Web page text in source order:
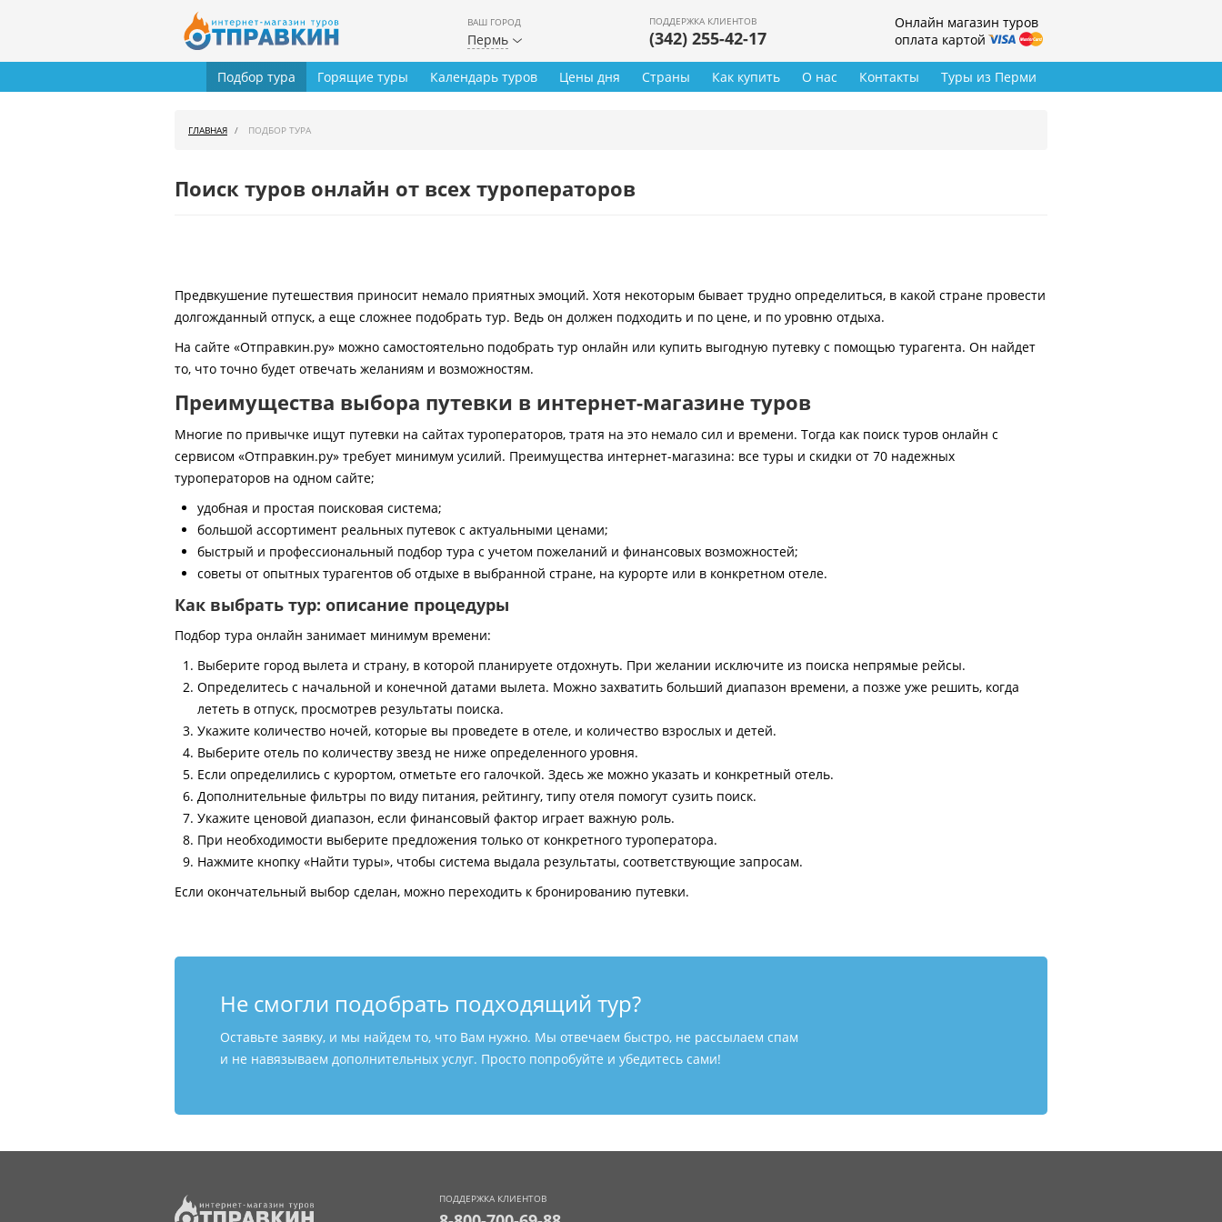
ВАШ ГОРОД
Пермь
ПОДДЕРЖКА КЛИЕНТОВ
(342) 255-42-17
Онлайн магазин туров
оплата картой
Туры из Перми
Подбор тура Горящие туры Календарь туров Цены дня Страны Как купить О нас Контакты
ГЛАВНАЯ ПОДБОР ТУРА
Поиск туров онлайн от всех туроператоров
Предвкушение путешествия приносит немало приятных эмоций. Хотя некоторым бывает трудно определиться, в какой стране провести
долгожданный отпуск, а еще сложнее подобрать тур. Ведь он должен подходить и по цене, и по уровню отдыха.
На сайте «Отправкин.ру» можно самостоятельно подобрать тур онлайн или купить выгодную путевку с помощью турагента. Он найдет
то, что точно будет отвечать желаниям и возможностям.
Преимущества выбора путевки в интернет-магазине туров
Многие по привычке ищут путевки на сайтах туроператоров, тратя на это немало сил и времени. Тогда как поиск туров онлайн с
сервисом «Отправкин.ру» требует минимум усилий. Преимущества интернет-магазина: все туры и скидки от 70 надежных
туроператоров на одном сайте;
удобная и простая поисковая система;
большой ассортимент реальных путевок с актуальными ценами;
быстрый и профессиональный подбор тура с учетом пожеланий и финансовых возможностей;
советы от опытных турагентов об отдыхе в выбранной стране, на курорте или в конкретном отеле.
Как выбрать тур: описание процедуры
Подбор тура онлайн занимает минимум времени:
Выберите город вылета и страну, в которой планируете отдохнуть. При желании исключите из поиска непрямые рейсы.
Определитесь с начальной и конечной датами вылета. Можно захватить больший диапазон времени, а позже уже решить, когда
лететь в отпуск, просмотрев результаты поиска.
Укажите количество ночей, которые вы проведете в отеле, и количество взрослых и детей.
Выберите отель по количеству звезд не ниже определенного уровня.
Если определились с курортом, отметьте его галочкой. Здесь же можно указать и конкретный отель.
Дополнительные фильтры по виду питания, рейтингу, типу отеля помогут сузить поиск.
Укажите ценовой диапазон, если финансовый фактор играет важную роль.
При необходимости выберите предложения только от конкретного туроператора.
Нажмите кнопку «Найти туры», чтобы система выдала результаты, соответствующие запросам.
Если окончательный выбор сделан, можно переходить к бронированию путевки.
Не смогли подобрать подходящий тур?
Оставьте заявку, и мы найдем то, что Вам нужно. Мы отвечаем быстро, не рассылаем спам
и не навязываем дополнительных услуг. Просто попробуйте и убедитесь сами!
ПОДДЕРЖКА КЛИЕНТОВ